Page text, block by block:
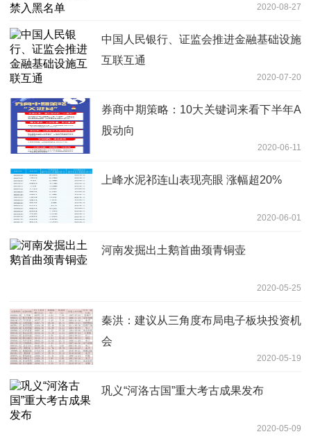
2020-08-27
中国人民银行、证监会推进金融基础设施
互联互通
2020-07-20
券商中期策略：10大关键词来看下半年A
股动向
2020-06-11
上峰水泥祁连山表现亮眼 涨幅超20%
2020-06-01
河南发掘出土鹅首曲颈青铜壶
2020-05-25
秦洪：建议从三角度布局电子板块投资机
会
2020-05-19
巩义“河洛古国”重大考古成果发布
2020-05-09